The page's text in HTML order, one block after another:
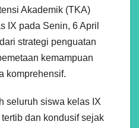
Akademik (TKA)
IX pada Senin, 6 April
strategi penguatan
kemampuan
komprehensif.
seluruh siswa kelas IX
dan kondusif sejak